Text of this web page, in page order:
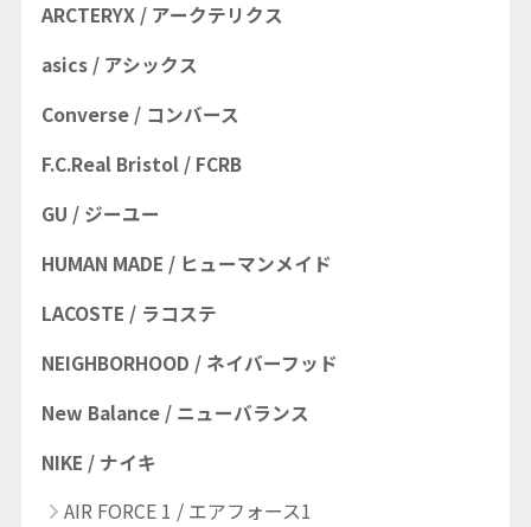
ARCTERYX / アークテリクス
asics / アシックス
Converse / コンバース
F.C.Real Bristol / FCRB
GU / ジーユー
HUMAN MADE / ヒューマンメイド
LACOSTE / ラコステ
NEIGHBORHOOD / ネイバーフッド
New Balance / ニューバランス
NIKE / ナイキ
AIR FORCE 1 / エアフォース1